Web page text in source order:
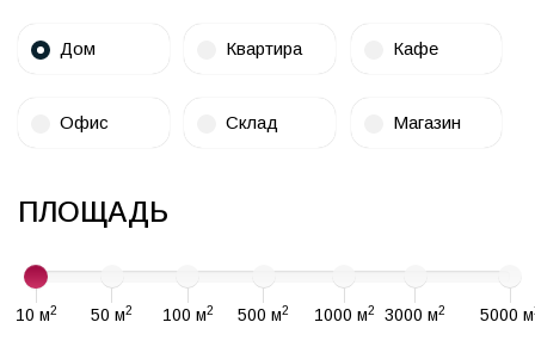
Дом Квартира Кафе
Офис Склад Магазин
ПЛОЩАДЬ
10 м2 50 м2 100 м2 500 м2 1000 м2 3000 м2 5000 м